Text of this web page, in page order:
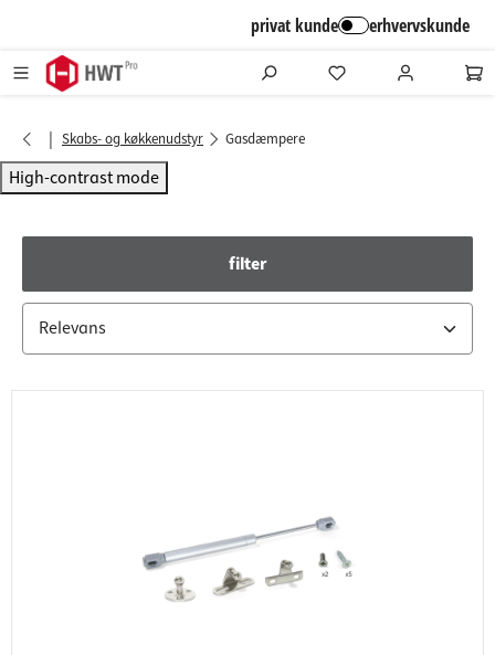
privat kunde erhvervskunde
| Skabs- og køkkenudstyr Gasdæmpere
High-contrast mode
filter